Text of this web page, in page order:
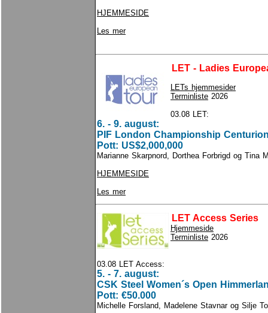
HJEMMESIDE
Les mer
LET - Ladies
LETs hjemmesider
Terminliste 2026
03.08 LET:
6. - 9. august:
PIF London Championship
Pott: US$2,000,000
Marianne Skarpnord, Dorthea Forbrigd og Tina
HJEMMESIDE
Les mer
LET Access Series
Hjemmeside
Terminliste 2026
03.08 LET Access:
5. - 7. august:
CSK Steel Women´s Open
Pott: €50.000
Michelle Forsland, Madelene Stavnar og Silje